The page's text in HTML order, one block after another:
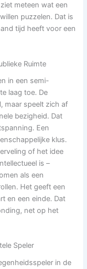
meteen wat een
puzzelen. Dat is
tijd heeft voor een
Ruimte
in een semi-
laag toe. De
maar speelt zich af
bezigheid. Dat
Een
klus.
of het idee
is –
als een
Het geeft een
en een einde. Dat
net op het
Speler
in de